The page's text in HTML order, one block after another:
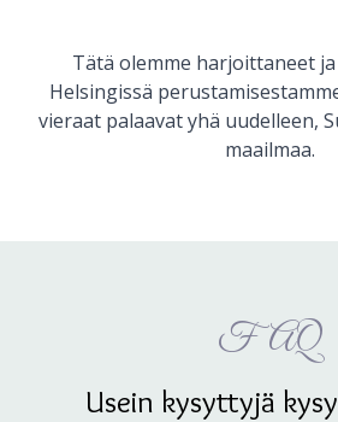
Tätä olemme harjoittaneet
Helsingissä
vieraat palaavat yhä uudelleen,
maailmaa.
FAQ
Usein kysyttyjä